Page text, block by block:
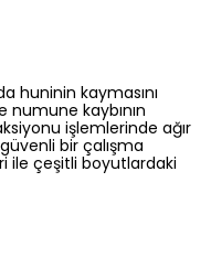
huninin kaymasını
kaybının
işlemlerinde ağır
bir çalışma
ile çeşitli boyutlardaki